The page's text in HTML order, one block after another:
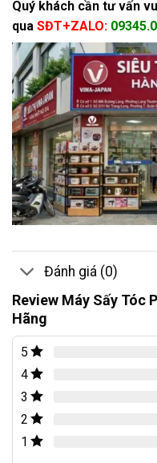
Quý khách cần tư vấn
qua SĐT+ZALO:
Đánh giá (0)
Review Máy Sấy Tóc
Hãng
5
4
3
2
1